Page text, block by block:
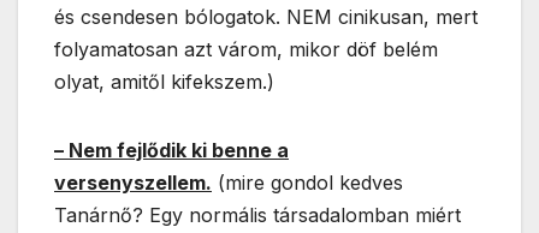
és csendesen bólogatok. NEM cinikusan, mert
folyamatosan azt várom, mikor döf belém
olyat, amitől kifekszem.)
– Nem fejlődik ki benne a
versenyszellem. (mire gondol kedves
Tanárnő? Egy normális társadalomban miért